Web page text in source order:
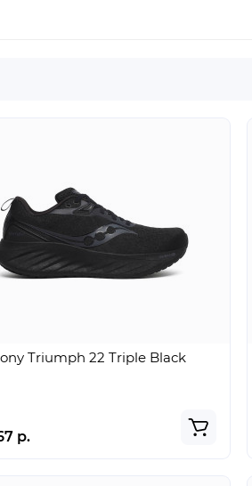
Triumph 22 Triple Black
р.